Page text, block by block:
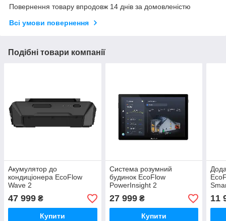
Повернення товару впродовж 14 днів за домовленістю
Всі умови повернення
Подібні товари компанії
Акумулятор до
кондиціонера EcoFlow
Wave 2
47 999 ₴
Купити
Система розумний
будинок EcoFlow
PowerInsight 2
27 999₴
Купити
11